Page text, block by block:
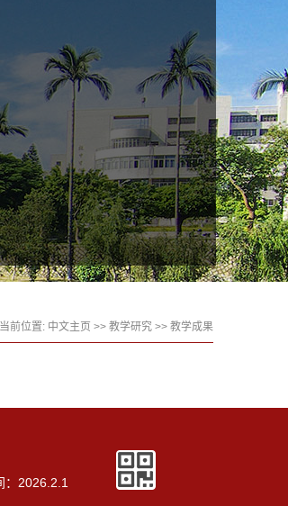
当前位置: 中文主页 >> 教学研究 >> 教学成果
2026 2 1